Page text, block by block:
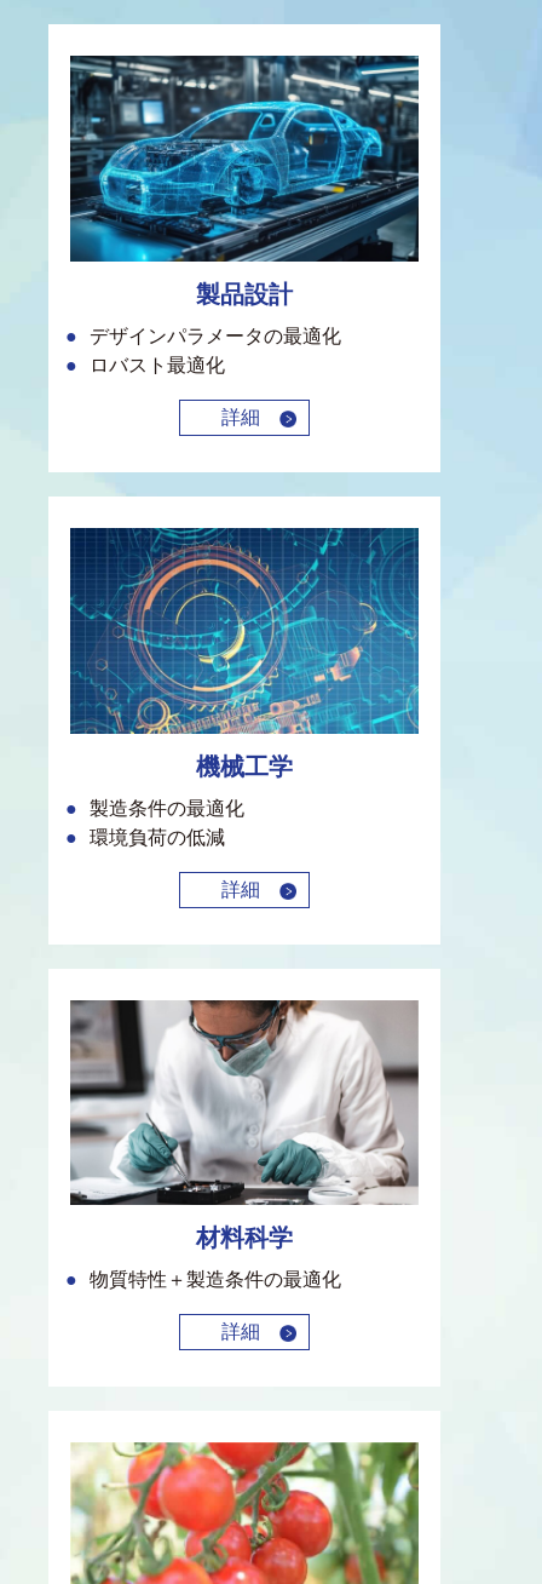
製品設計
デザインパラメータの最適化
ロバスト最適化
詳細
機械工学
製造条件の最適化
環境負荷の低減
詳細
材料科学
物質特性＋製造条件の最適化
詳細